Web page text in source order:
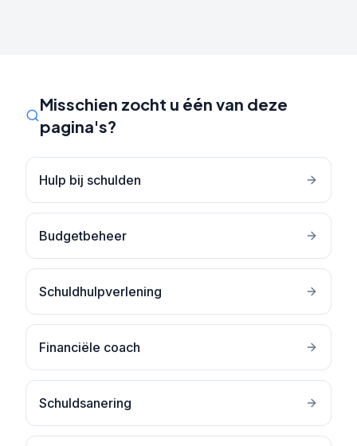
Misschien zocht u één van deze
pagina's?
Hulp bij schulden
Budgetbeheer
Schuldhulpverlening
Financiële coach
Schuldsanering